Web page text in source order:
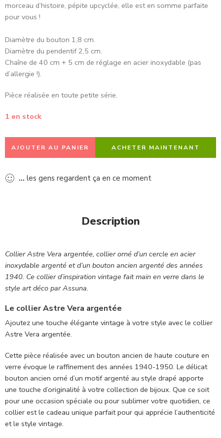
morceau d’histoire, pépite upcyclée, elle est en somme parfaite
pour vous !
Diamètre du bouton 1,8 cm.
Diamètre du pendentif 2,5 cm.
Chaîne de 40 cm + 5 cm de réglage en acier inoxydable (pas
d’allergie !).
Pièce réalisée en toute petite série.
1 en stock
AJOUTER AU PANIER ACHETER MAINTENANT
... les gens regardent ça en ce moment
Description
Collier Astre Vera argentée, collier orné d’un cercle en acier
inoxydable argenté et d’un bouton ancien argenté des années
1940. Ce collier d’inspiration vintage fait main en verre dans le
style art déco par Assuna.
Le collier Astre Vera argentée
Ajoutez une touche élégante vintage à votre style avec le collier
Astre Vera argentée.
Cette pièce réalisée avec un bouton ancien de haute couture en
verre évoque le raffinement des années 1940-1950. Le délicat
bouton ancien orné d’un motif argenté au style drapé apporte
une touche d’originalité à votre collection de bijoux. Que ce soit
pour une occasion spéciale ou pour sublimer votre quotidien, ce
collier est le cadeau unique parfait pour qui apprécie l’authenticité
et le style vintage.